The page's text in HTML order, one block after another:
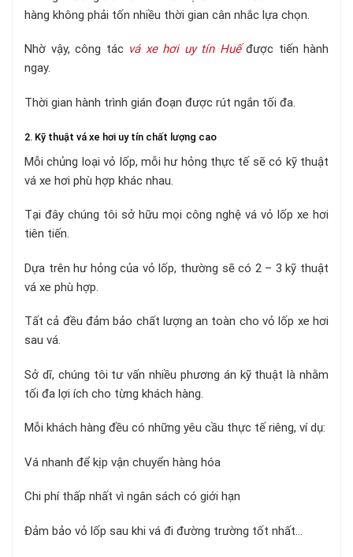
hàng không phải tốn nhiều thời gian cân nhắc lựa chọn.
Nhờ vậy, công tácvá xe hơi uy tín Huế được tiến hành
ngay.
Thời gian hành trình gián đoạn được rút ngắn tối đa.
2. Kỹ thuật vá xe hơi uy tín chất lượng cao
Mỗi chủng loại vỏ lốp, mỗi hư hỏng thực tế sẽ có kỹ thuật
vá xe hơi phù hợp khác nhau.
Tại đây chúng tôi sở hữu mọi công nghệ vá vỏ lốp xe hơi
tiên tiến.
Dựa trên hư hỏng của vỏ lốp, thường sẽ có 2 – 3 kỹ thuật
vá xe phù hợp.
Tất cả đều đảm bảo chất lượng an toàn cho vỏ lốp xe hơi
sau vá.
Sở dĩ, chúng tôi tư vấn nhiều phương án kỹ thuật là nhằm
tối đa lợi ích cho từng khách hàng.
Mỗi khách hàng đều có những yêu cầu thực tế riêng, ví dụ:
Vá nhanh để kịp vận chuyển hàng hóa
Chi phí thấp nhất vì ngân sách có giới hạn
Đảm bảo vỏ lốp sau khi vá đi đường trường tốt nhất…